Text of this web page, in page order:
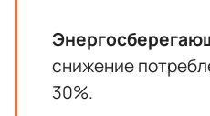
снижение
30%.